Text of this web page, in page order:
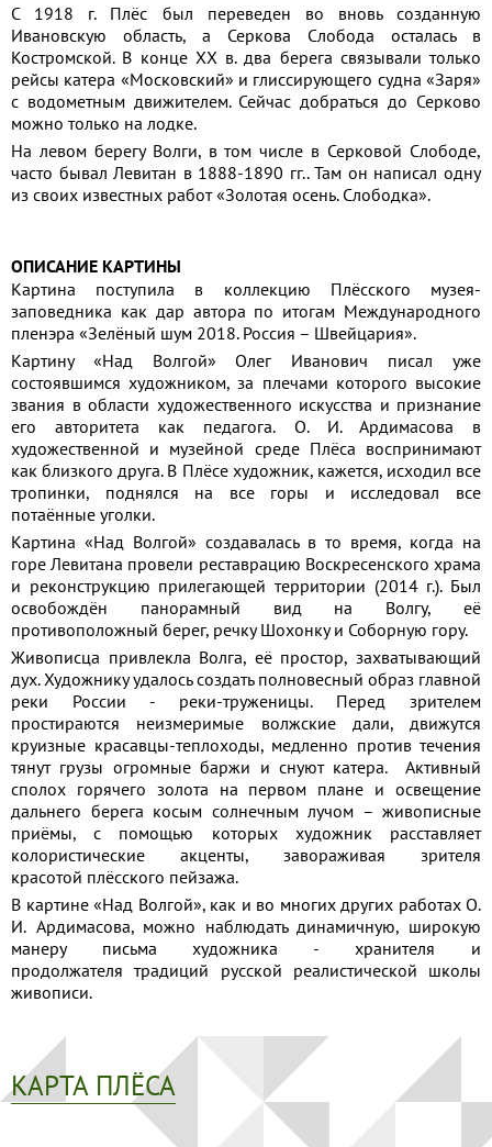
С 1918 г. Плёс был переведен во вновь созданную
Ивановскую область, а Серкова Слобода осталась в
Костромской. В конце XX в. два берега связывали только
рейсы катера «Московский» и глиссирующего судна «Заря»
с водометным движителем. Сейчас добраться до Серково
можно только на лодке.
На левом берегу Волги, в том числе в Серковой Слободе,
часто бывал Левитан в 1888-1890 гг.. Там он написал одну
из своих известных работ «Золотая осень. Слободка».
ОПИСАНИЕ КАРТИНЫ
Картина поступила в коллекцию Плёсского музея-
заповедника как дар автора по итогам Международного
пленэра «Зелёный шум 2018. Россия – Швейцария».
Картину «Над Волгой» Олег Иванович писал уже
состоявшимся художником, за плечами которого высокие
звания в области художественного искусства и признание
его авторитета как педагога. О. И. Ардимасова в
художественной и музейной среде Плёса воспринимают
как близкого друга. В Плёсе художник, кажется, исходил все
тропинки, поднялся на все горы и исследовал все
потаённые уголки.
Картина «Над Волгой» создавалась в то время, когда на
горе Левитана провели реставрацию Воскресенского храма
и реконструкцию прилегающей территории (2014 г.). Был
освобождён панорамный вид на Волгу, её
противоположный берег, речку Шохонку и Соборную гору.
Живописца привлекла Волга, её простор, захватывающий
дух. Художнику удалось создать полновесный образ главной
реки России - реки-труженицы. Перед зрителем
простираются неизмеримые волжские дали, движутся
круизные красавцы-теплоходы, медленно против течения
тянут грузы огромные баржи и снуют катера. Активный
сполох горячего золота на первом плане и освещение
дальнего берега косым солнечным лучом – живописные
приёмы, с помощью которых художник расставляет
колористические акценты, завораживая зрителя
красотой плёсского пейзажа.
В картине «Над Волгой», как и во многих других работах О.
И. Ардимасова, можно наблюдать динамичную, широкую
манеру письма художника - хранителя и
продолжателя традиций русской реалистической школы
живописи.
КАРТА ПЛЁСА